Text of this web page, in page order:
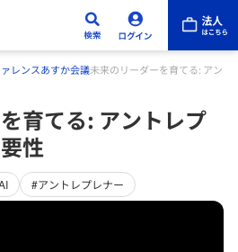
レンスあすか会議未来のリーダーを育てる: アン
育てる: アントレプ
性
#アントレプレナー